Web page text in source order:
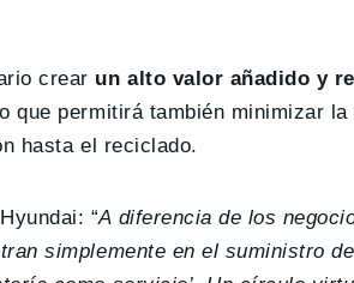
crear un alto valor añadido y
permitirá también minimizar
hasta el reciclado.
“A diferencia de los
simplemente en el suministro